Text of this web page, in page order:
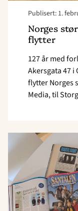
Publisert: 1.
Norges
flytter
127 år med
Akersgata 47
flytter Norges
Media, til